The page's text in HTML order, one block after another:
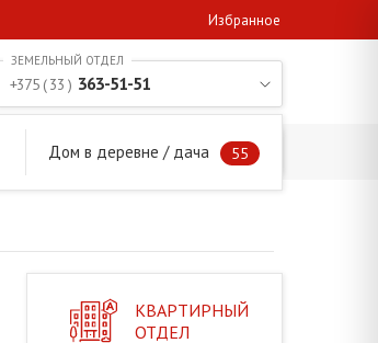
Избранное
Дом в деревне / дача 55
+375 ( 33 ) 363-51-51
КВАРТИРНЫЙ
ОТДЕЛ